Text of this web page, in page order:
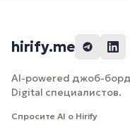
hirify.me
AI-powered джоб-борд
Digital специалистов.
Спросите AI о Hirify